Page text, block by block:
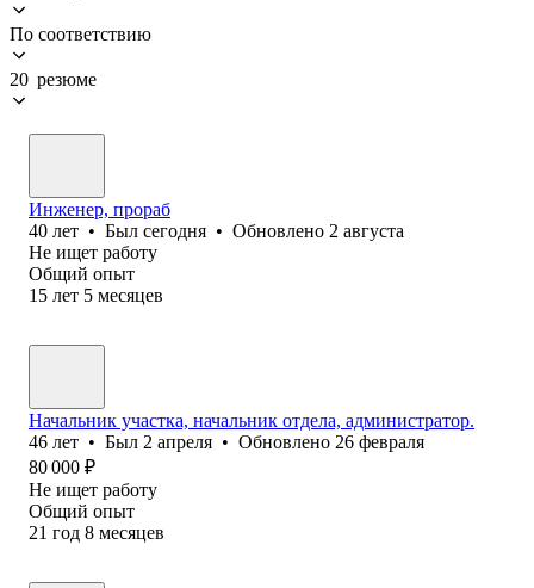
По соответствию
20 резюме
Инженер, прораб
40 лет • Был сегодня • Обновлено 2 августа
Не ищет работу
Общий опыт
15 лет 5 месяцев
Начальник участка, начальник отдела, администратор.
46 лет • Был 2 апреля • Обновлено 26 февраля
80 000 ₽
Не ищет работу
Общий опыт
21 год 8 месяцев